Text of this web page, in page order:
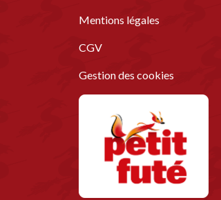
Mentions légales
CGV
Gestion des cookies